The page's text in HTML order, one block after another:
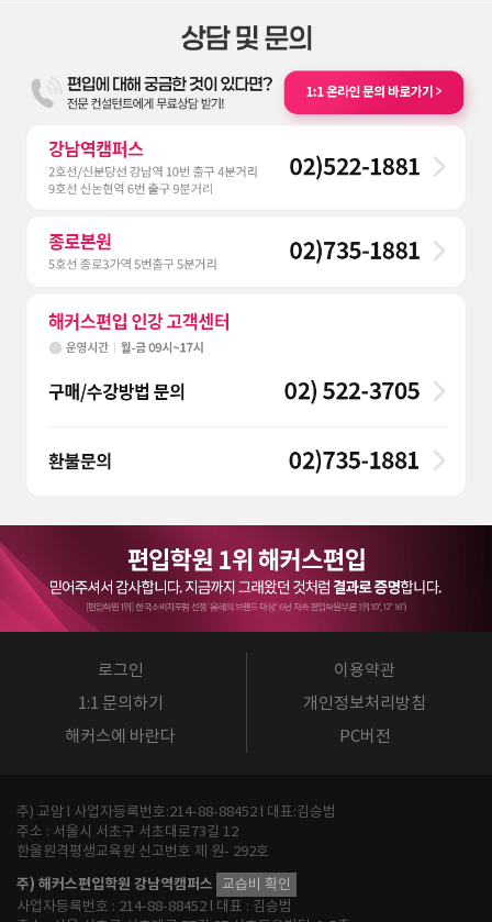
로그인
이용약관
1:1 문의하기
개인정보처리방침
해커스에 바란다
PC버전
주) 교암 l 사업자등록번호:214-88-88452 l 대표:김승범
주소 : 서울시 서초구 서초대로73길 12
한울원격평생교육원 신고번호 제 원- 292호
주) 해커스편입학원 강남역캠퍼스 교습비 확인
사업자등록번호 : 214-88-88452 l 대표 : 김승범